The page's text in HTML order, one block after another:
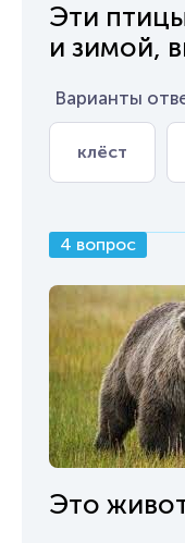
Эти
и зимой,
Варианты
клёст
4 вопрос
Это